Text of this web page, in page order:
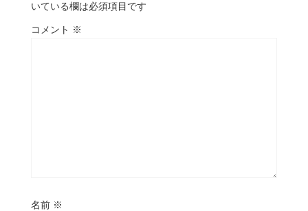
いている欄は必須項目です
コメント ※
名前 ※